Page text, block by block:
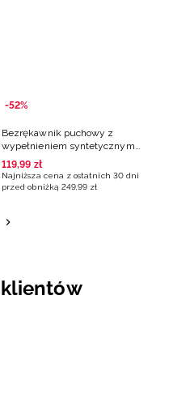
-52%
Bezrękawnik puchowy z
wypełnieniem syntetycznym
damski - szary
119,99 zł
Najniższa cena z ostatnich 30 dni
przed obniżką 249,99 zł